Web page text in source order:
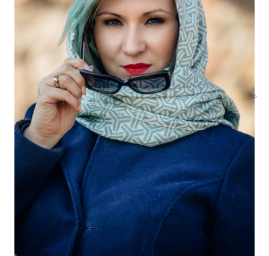
Botosei
Caciuli
Fulare si esarfe
Manusi
Saci de dormit bebe
Prosoape
Perii de par bebe
Camasi Barbati
Camasi baieti
Body-uri bebe